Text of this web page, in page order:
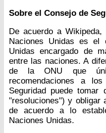
Sobre el Consejo de
De acuerdo a
Naciones Unidas es el
Unidas encargado de
entre las naciones. A
de la ONU que
recomendaciones a
Seguridad puede tomar
"resoluciones") y obligar
de acuerdo a lo
Naciones Unidas.